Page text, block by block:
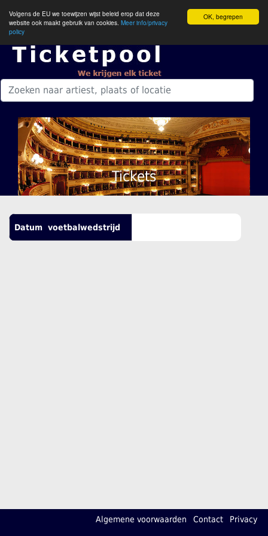
OK, begrepen
Volgens de EU we toewijzen wijst beleid erop dat deze
website ook maakt gebruik van cookies. Meer info/privacy
policy
Tickets
Datum voetbalwedstrijd
Algemene voorwaarden Contact Privacy